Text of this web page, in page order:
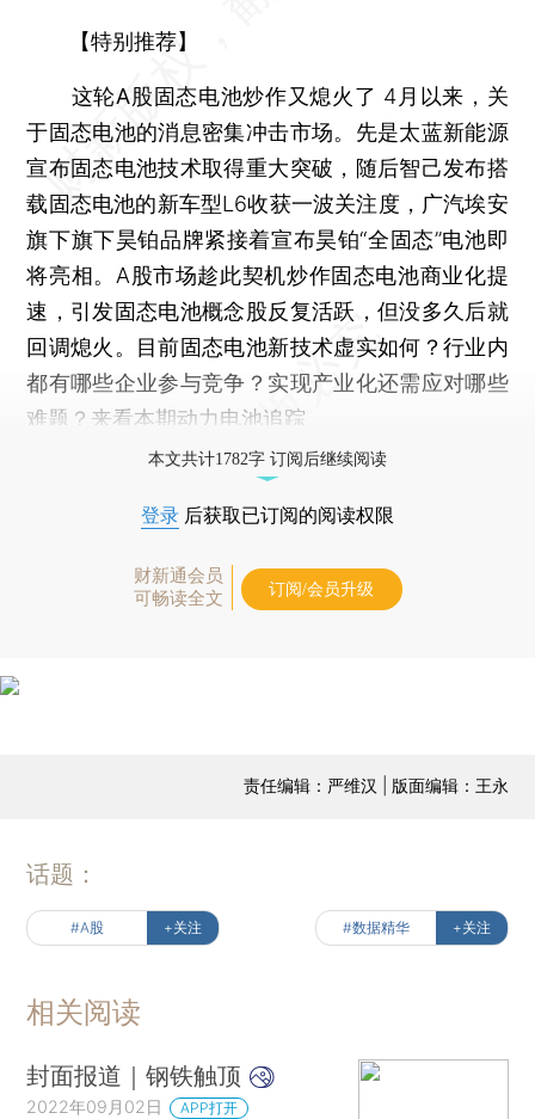
【特别推荐】
这轮A股固态电池炒作又熄火了 4月以来，关
于固态电池的消息密集冲击市场。先是太蓝新能源
宣布固态电池技术取得重大突破，随后智己发布搭
载固态电池的新车型L6收获一波关注度，广汽埃安
旗下旗下昊铂品牌紧接着宣布昊铂“全固态”电池即
将亮相。A股市场趁此契机炒作固态电池商业化提
速，引发固态电池概念股反复活跃，但没多久后就
回调熄火。目前固态电池新技术虚实如何？行业内
都有哪些企业参与竞争？实现产业化还需应对哪些
难题？ 来看本期动力电池追踪
本文共计1782字 订阅后继续阅读
登录 后获取已订阅的阅读权限
财新通会员
可畅读全文
订阅/会员升级
责任编辑：严维汉 | 版面编辑：王永
话题：
#A股 +关注 #数据精华 +关注
相关阅读
封面报道｜钢铁触顶
2022年09月02日 APP打开